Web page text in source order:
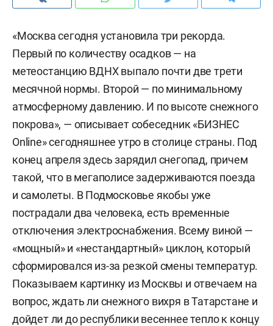
«Москва сегодня установила три рекорда.
Первый по количеству осадков — на
метеостанцию ВДНХ выпало почти две трети
месячной нормы. Второй — по минимальному
атмосферному давлению. И по высоте снежного
покрова», — описывает собеседник «БИЗНЕС
Online» сегодняшнее утро в столице страны. Под
конец апреля здесь зарядил снегопад, причем
такой, что в мегаполисе задерживаются поезда
и самолеты. В Подмосковье якобы уже
пострадали два человека, есть временные
отключения электроснабжения. Всему виной —
«мощный» и «нестандартный» циклон, который
сформировался из-за резкой смены температур.
Показываем картинку из Москвы и отвечаем на
вопрос, ждать ли снежного вихря в Татарстане и
дойдет ли до республики весеннее тепло к концу